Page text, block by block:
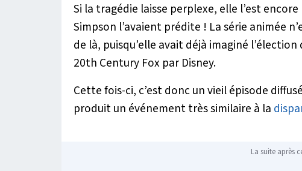
Si la tragédie laisse perplexe, elle l’est
Simpson l’avaient prédite ! La série animée
de là, puisqu’elle avait déjà imaginé
20th Century Fox par Disney.
Cette fois-ci, c’est donc un vieil épisode
produit un événement très similaire à la
La suite après